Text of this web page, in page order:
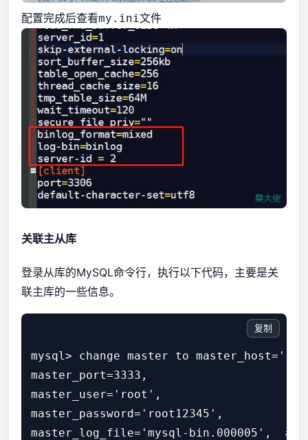
配置完成后查看my.ini文件
关联主从库
登录从库的MySQL命令行，执行以下代码，主要是关
联主库的一些信息。
mysql> change master to
master_port=3333,
master_user='root',
master_password='root12345',
master_log_file='mysql-bin.000005',
复制